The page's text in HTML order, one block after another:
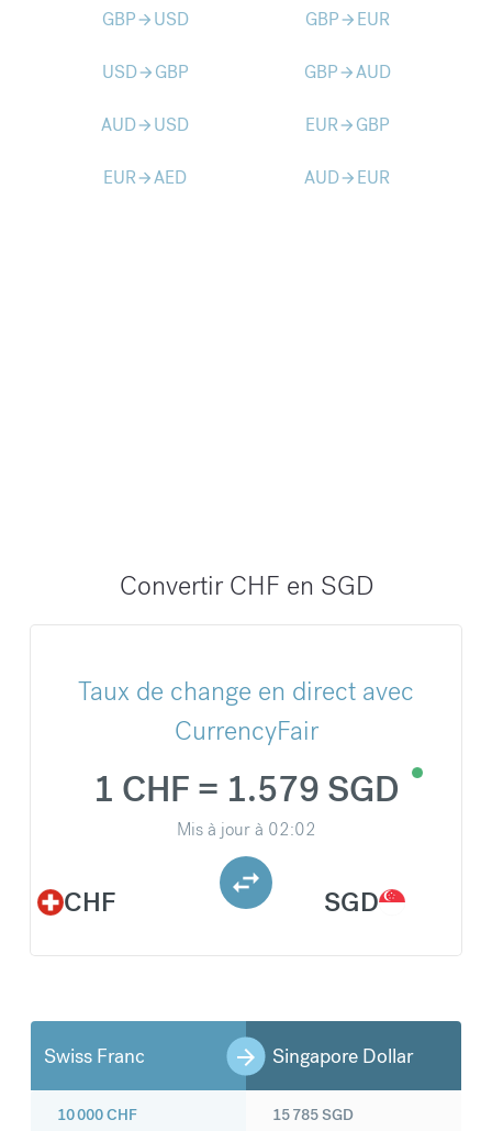
GBParrow_forward USD GBParrow_forward EUR
USDarrow_forward GBP GBParrow_forwardAUD
AUDarrow_forward USD EURarrow_forward GBP
EURarrow_forwardAED AUDarrow_forward EUR
Convertir CHF en SGD
Taux de change en direct avec
CurrencyFair
CHF
1 CHF = 1.579 SGD
Mis à jour à 02:02
SGD
Swiss Franc Singapore Dollar
10 000CHF 15 785SGD